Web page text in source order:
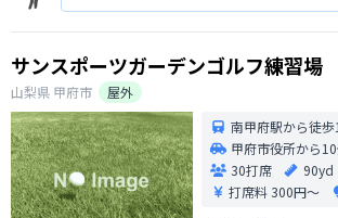
サンスポーツガーデンゴルフ練習場
山梨県 甲府市
屋外
南甲府駅から徒
甲府市役所から
30打席
90yd
打席料300円〜